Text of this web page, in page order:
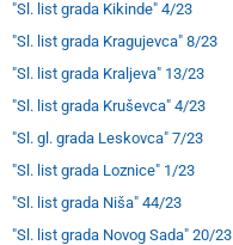
"Sl. list grada Kikinde" 4/23
"Sl. list grada Kragujevca" 8/23
"Sl. list grada Kraljeva" 13/23
"Sl. list grada Kruševca" 4/23
"Sl. gl. grada Leskovca" 7/23
"Sl. list grada Loznice" 1/23
"Sl. list grada Niša" 44/23
"Sl. list grada Novog Sada" 20/23